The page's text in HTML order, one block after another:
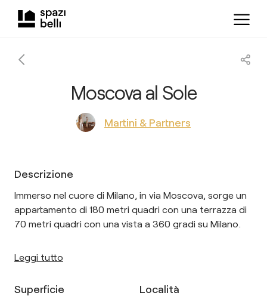
Moscova al Sole
Martini & Partners
Descrizione
Immerso nel cuore di Milano, in via Moscova, sorge un
appartamento di 180 metri quadri con una terrazza di
70 metri quadri con una vista a 360 gradi su Milano.
Leggi tutto
Superficie
Località